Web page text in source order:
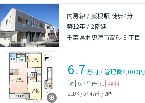
内房線 / 巌根駅 徒歩4分
築12年 /2階建
千葉県木更津市高砂３丁目
6.7 万円 /管理費4,000円
敷 6.7万円 礼 無料
2LDK/57.47㎡ / 2階